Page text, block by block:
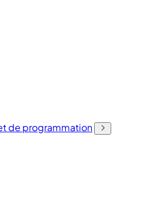
de programmation